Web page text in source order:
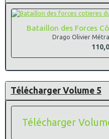
Bataillon des Forces
Drago Olivier
Télécharger Volume 5
Télécharger